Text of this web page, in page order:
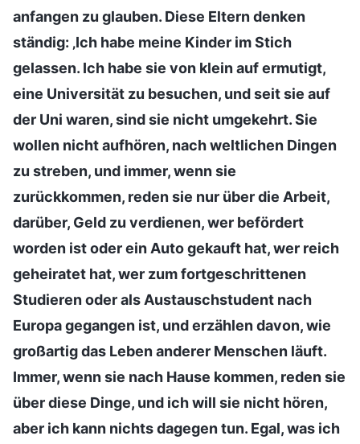
anfangen zu glauben. Diese Eltern denken
ständig: ‚Ich habe meine Kinder im Stich
gelassen. Ich habe sie von klein auf ermutigt,
eine Universität zu besuchen, und seit sie auf
der Uni waren, sind sie nicht umgekehrt. Sie
wollen nicht aufhören, nach weltlichen Dingen
zu streben, und immer, wenn sie
zurückkommen, reden sie nur über die Arbeit,
darüber, Geld zu verdienen, wer befördert
worden ist oder ein Auto gekauft hat, wer reich
geheiratet hat, wer zum fortgeschrittenen
Studieren oder als Austauschstudent nach
Europa gegangen ist, und erzählen davon, wie
großartig das Leben anderer Menschen läuft.
Immer, wenn sie nach Hause kommen, reden sie
über diese Dinge, und ich will sie nicht hören,
aber ich kann nichts dagegen tun. Egal, was ich